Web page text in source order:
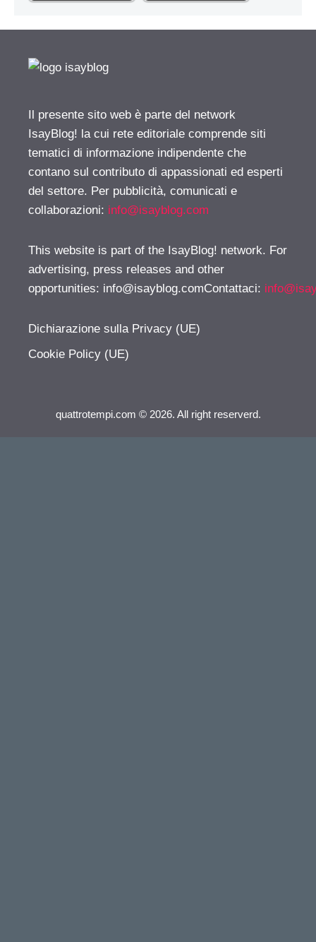
Il presente sito web è parte del network
IsayBlog! la cui rete editoriale comprende siti
tematici di informazione indipendente che
contano sul contributo di appassionati ed esperti
del settore. Per pubblicità, comunicati e
collaborazioni: info@isayblog.com
This website is part of the IsayBlog! network. For
advertising, press releases and other
opportunities: info@isayblog.comContattaci:
Dichiarazione sulla Privacy (UE)
Cookie Policy (UE)
quattrotempi.com © 2026. All right reserverd.